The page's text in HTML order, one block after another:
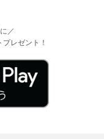
／
レゼント！